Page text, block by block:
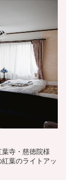
寺・慈徳院様
葉のライトアッ